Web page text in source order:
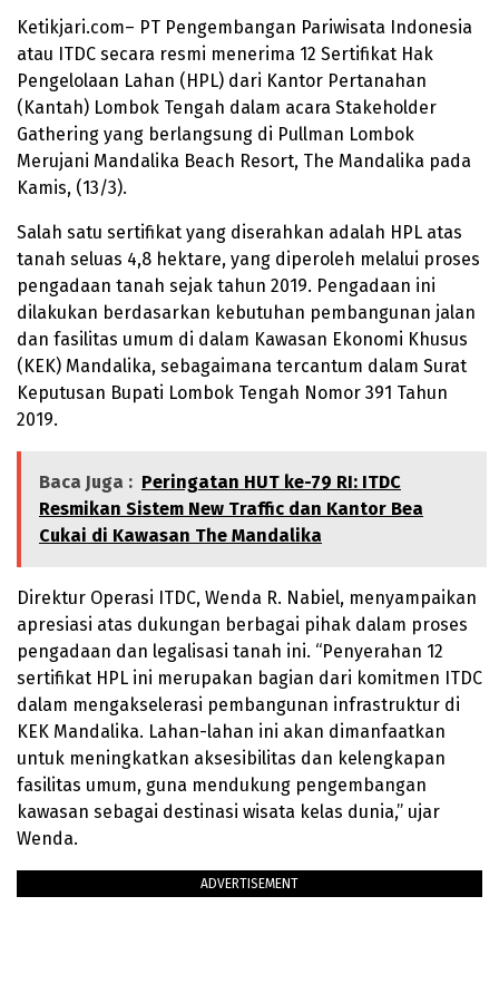
Ketikjari.com– PT Pengembangan Pariwisata Indonesia
atau ITDC secara resmi menerima 12 Sertifikat Hak
Pengelolaan Lahan (HPL) dari Kantor Pertanahan
(Kantah) Lombok Tengah dalam acara Stakeholder
Gathering yang berlangsung di Pullman Lombok
Merujani Mandalika Beach Resort, The Mandalika pada
Kamis, (13/3).
Salah satu sertifikat yang diserahkan adalah HPL atas
tanah seluas 4,8 hektare, yang diperoleh melalui proses
pengadaan tanah sejak tahun 2019. Pengadaan ini
dilakukan berdasarkan kebutuhan pembangunan jalan
dan fasilitas umum di dalam Kawasan Ekonomi Khusus
(KEK) Mandalika, sebagaimana tercantum dalam Surat
Keputusan Bupati Lombok Tengah Nomor 391 Tahun
2019.
Baca Juga : Peringatan HUT ke-79 RI: ITDC
Resmikan Sistem New Traffic dan Kantor Bea
Cukai di Kawasan The Mandalika
Direktur Operasi ITDC, Wenda R. Nabiel, menyampaikan
apresiasi atas dukungan berbagai pihak dalam proses
pengadaan dan legalisasi tanah ini. “Penyerahan 12
sertifikat HPL ini merupakan bagian dari komitmen ITDC
dalam mengakselerasi pembangunan infrastruktur di
KEK Mandalika. Lahan-lahan ini akan dimanfaatkan
untuk meningkatkan aksesibilitas dan kelengkapan
fasilitas umum, guna mendukung pengembangan
kawasan sebagai destinasi wisata kelas dunia,” ujar
Wenda.
ADVERTISEMENT